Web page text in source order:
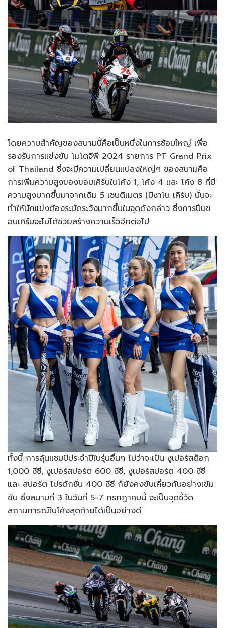
โดยความสำคัญของสนามนี้คือเป็นหนึ่งในการซ้อมใหญ่ เพื่อ
รองรับการแข่งขัน โมโตจีพี 2024 รายการ PT Grand Prix
of Thailand ซึ่งจะมีความเปลี่ยนแปลงใหญ่ๆ ของสนามคือ
การเพิ่มความสูงของขอบเคิร์บในโค้ง 1, โค้ง 4 และ โค้ง 8 ที่มี
ความสูงมากขึ้นมาจากเดิม 5 เซนติเมตร (มิซาโน เคิร์บ) นั่นจะ
ทำให้นักแข่งต้องระมัดระวังมากขึ้นในจุดดังกล่าว ซึ่งการปีนข
อบเคิร์บจะไม่ได้ช่วยสร้างความเร็วอีกต่อไป
ทั้งนี้ การลุ้นแชมป์ประจำปีในรุ่นอื่นๆ ไม่ว่าจะเป็น ซูเปอร์สต็อก
1,000 ซีซี, ซูเปอร์สปอร์ต 600 ซีซี, ซูเปอร์สปอร์ต 400 ซีซี
และ สปอร์ต โปรดักชั่น 400 ซีซี ก็ยังคงขับเคี่ยวกันอย่างเข้ม
ข้น ซึ่งสนามที่ 3 ในวันที่ 5-7 กรกฎาคมนี้ จะเป็นจุดชี้วัด
สถานการณ์ในโค้งสุดท้ายได้เป็นอย่างดี